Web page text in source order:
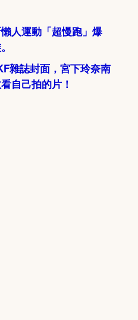
人運動「超慢跑」爆
雜誌封面，宮下玲奈南
自己拍的片！